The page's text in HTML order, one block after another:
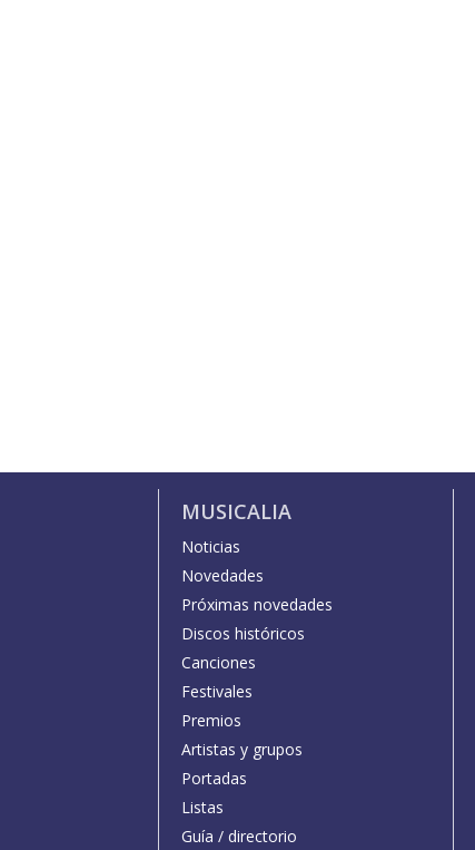
MUSICALIA
Noticias
Novedades
Próximas novedades
Discos históricos
Canciones
Festivales
Premios
Artistas y grupos
Portadas
Listas
Guía / directorio